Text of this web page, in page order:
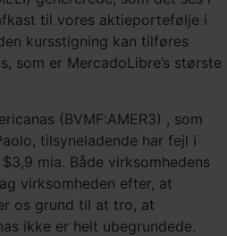
til vores aktieportefølje i
kursstigning kan tilføres
som er MercadoLibre’s største
(BVMF:AMER3) , som
tilsyneladende har fejl i
mia. Både virksomhedens
virksomheden efter, at
os grund til at tro, at
ikke er helt ubegrundede.